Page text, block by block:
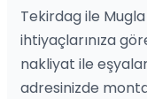
Tekirdag ile
ihtiyaçlarınıza
nakliyat ile
adresinizde